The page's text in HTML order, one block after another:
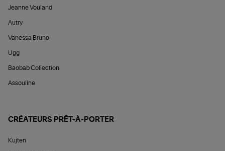
Jeanne Vouland
Autry
Vanessa Bruno
Ugg
Baobab Collection
Assouline
CRÉATEURS PRÊT-À-PORTER
Kujten